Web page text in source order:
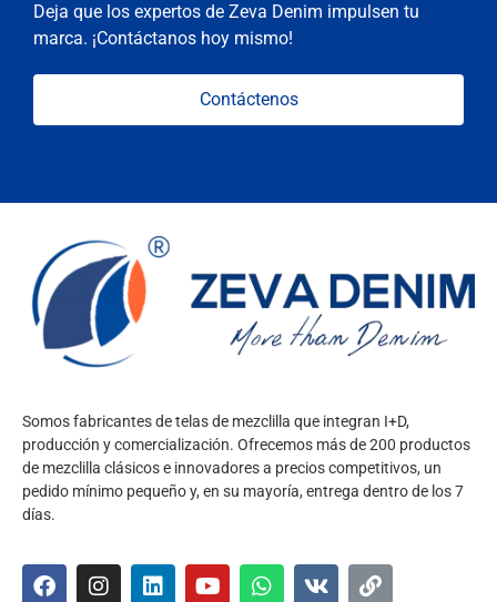
Deja que los expertos de Zeva Denim impulsen tu
marca. ¡Contáctanos hoy mismo!
Contáctenos
Somos fabricantes de telas de mezclilla que integran I+D,
producción y comercialización. Ofrecemos más de 200 productos
de mezclilla clásicos e innovadores a precios competitivos, un
pedido mínimo pequeño y, en su mayoría, entrega dentro de los 7
días.